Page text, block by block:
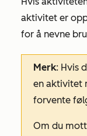
aktivitet er
for å nevne
Merk: Hvis
en aktivitet
forvente
Om du